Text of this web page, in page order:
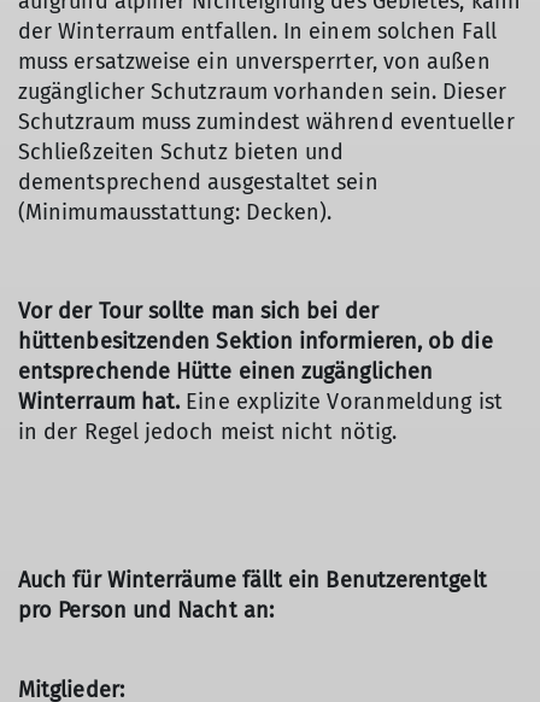
der Winterraum entfallen. In einem solchen Fall
muss ersatzweise ein unversperrter, von außen
zugänglicher Schutzraum vorhanden sein. Dieser
Schutzraum muss zumindest während eventueller
Schließzeiten Schutz bieten und
dementsprechend ausgestaltet sein
(Minimumausstattung: Decken).
Vor der Tour sollte man sich bei der
hüttenbesitzenden Sektion informieren, ob die
entsprechende Hütte einen zugänglichen
Winterraum hat. Eine explizite Voranmeldung ist
in der Regel jedoch meist nicht nötig.
Auch für Winterräume fällt ein Benutzerentgelt
pro Person und Nacht an:
Mitglieder: